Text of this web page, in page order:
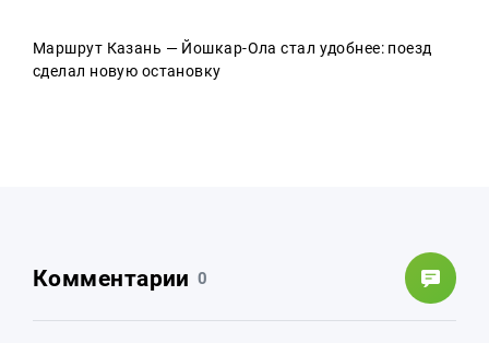
Маршрут Казань — Йошкар-Ола стал удобнее: поезд
сделал новую остановку
Комментарии 0